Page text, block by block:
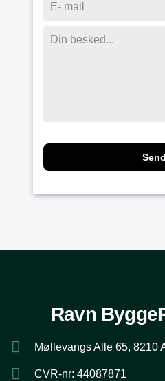
Send
Ravn
Møllevangs Alle 65, 8210
CVR-nr: 44087871